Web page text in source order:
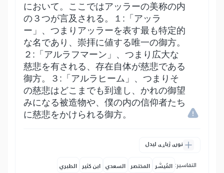
において。ここではアッラーの美称の内
の３つが言及される。１:「アッラ
ー」、つまりアッラーを表す最も特定的
な名であり、崇拝に値する唯一の御方。
２:「アルラフマーン」、つまり広大な
慈悲を有される、存在自体が慈悲である
御方。３:「アルラヒーム」、つまりそ
の慈悲はどこまでも到達し、かれの御望
みになる被造物や、僕の内の信仰者たち
に慈悲をかけられる御方。
نورې ژباړې لیدل
التفاسير: المُيسَّر المختصر السعدي ابن كثير الطبري